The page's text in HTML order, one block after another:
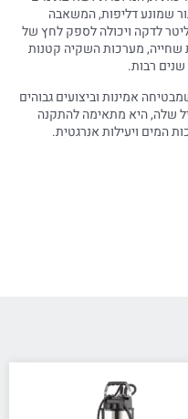
שמונע דליפות, המשאבה
ספיקה מרשימה של 20 עד 250 ליטר לדקה ויכולה לספק לחץ של
שחייה, מערכות השקיה קטנות
רבות.
אמינות וביצועים גבוהים
שלה, היא מתאימה להתקנה
המים ויעילות אנרגטית.